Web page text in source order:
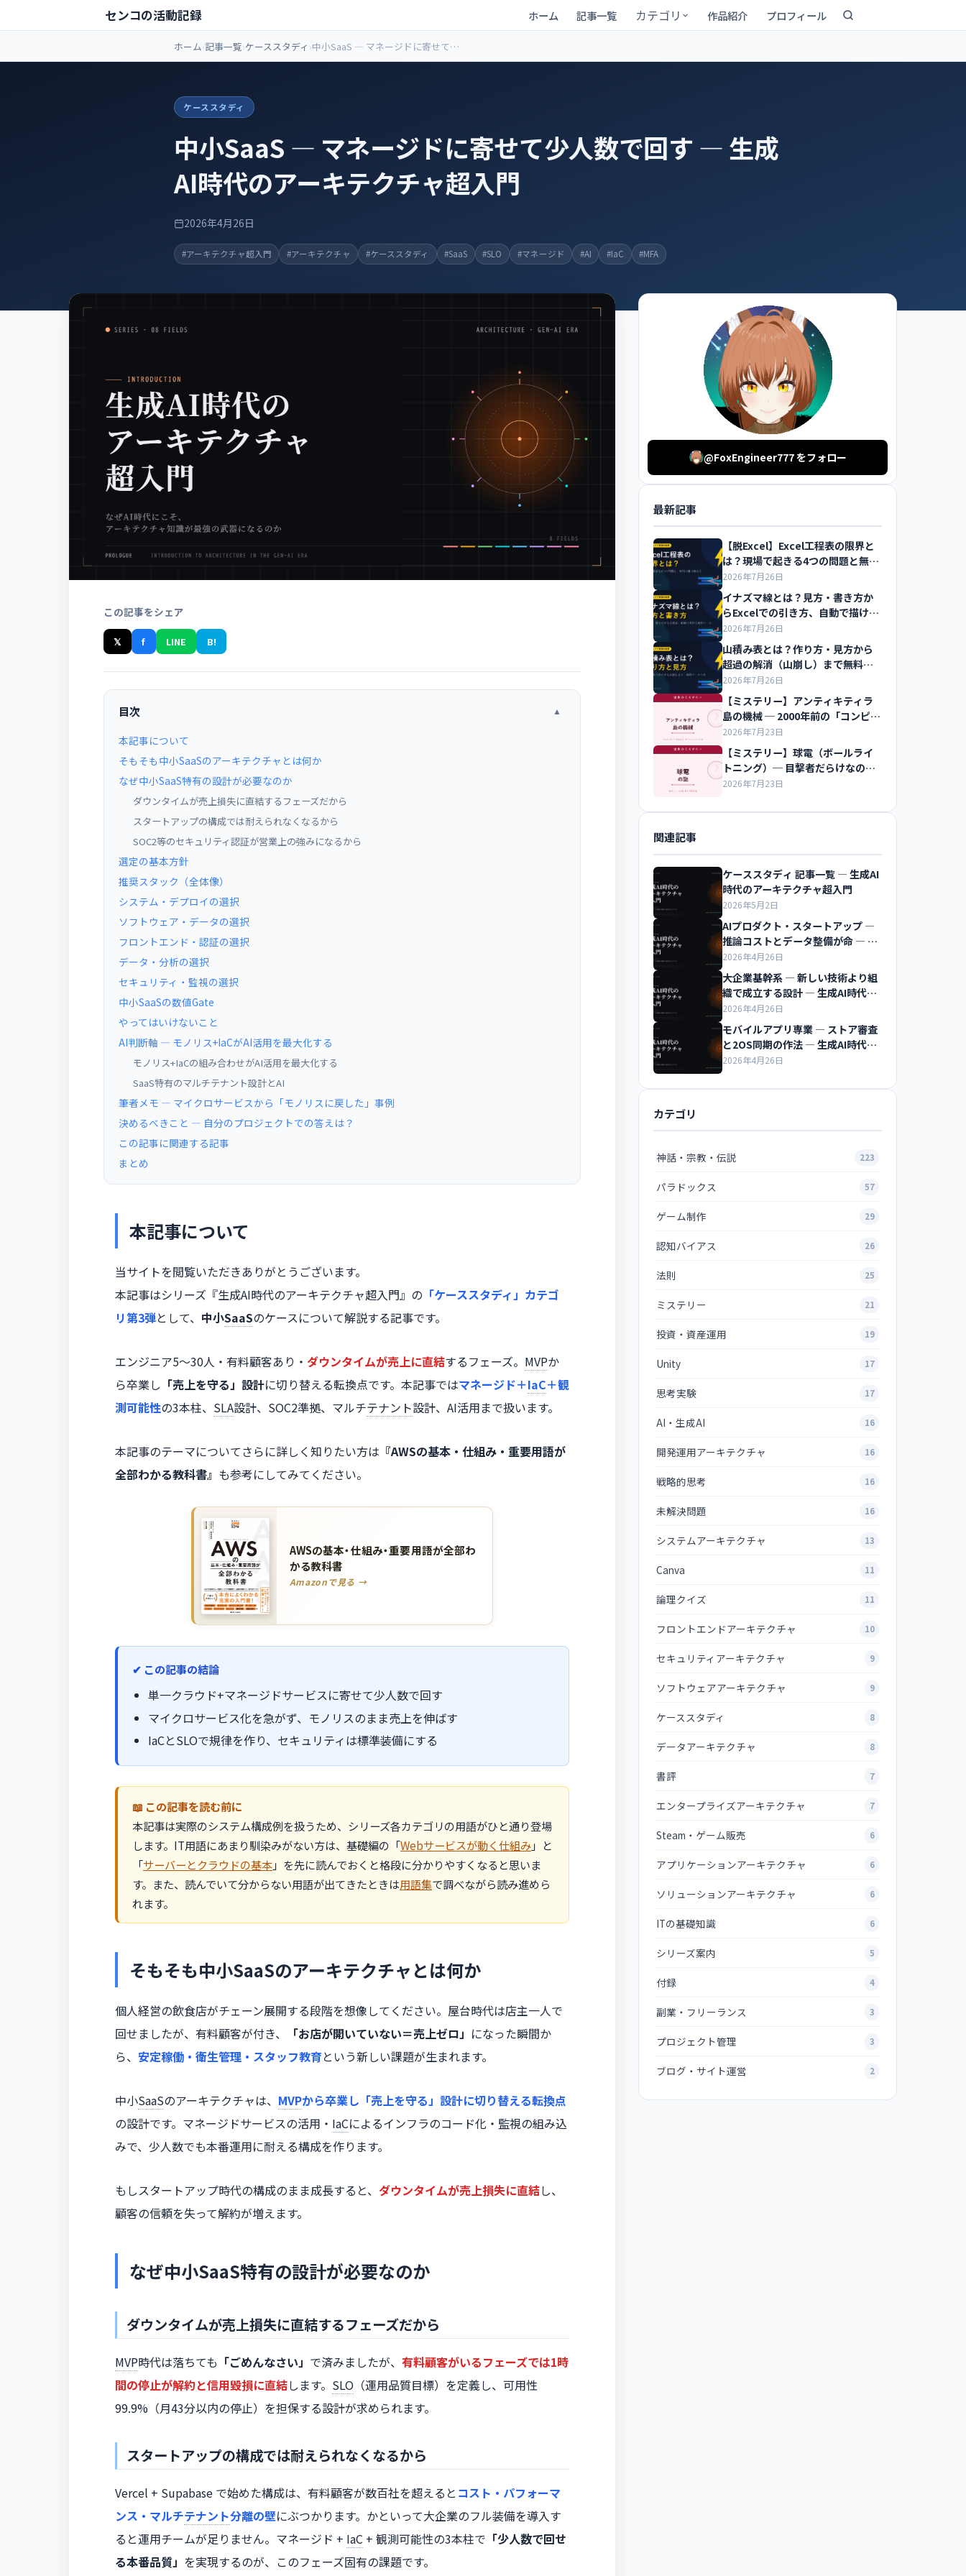
センコの活動記録 ホーム 記事一覧 カテゴリ 作品紹介 プロフィール
ホーム 記事一覧 ケーススタディ 中小SaaS ― マネージドに寄せて少
人数で回す ― 生成AI時代のアーキ
ケーススタディ
中小SaaS ― マネージドに寄せて少人数で回す ― 生成
AI時代のアーキテクチャ超入門
2026年4月26日
#アーキテクチャ超入門 #アーキテクチャ #ケーススタディ #SaaS #SLO #マネージド #AI #IaC #MFA
この記事をシェア
𝕏 f LINE B!
目次 ▲
本記事について
そもそも中小SaaSのアーキテクチャとは何か
なぜ中小SaaS特有の設計が必要なのか
ダウンタイムが売上損失に直結するフェーズだから
スタートアップの構成では耐えられなくなるから
SOC2等のセキュリティ認証が営業上の強みになるから
選定の基本方針
推奨スタック（全体像）
システム・デプロイの選択
ソフトウェア・データの選択
フロントエンド・認証の選択
データ・分析の選択
セキュリティ・監視の選択
中小SaaSの数値Gate
やってはいけないこと
AI判断軸 ― モノリス+IaCがAI活用を最大化する
モノリス+IaCの組み合わせがAI活用を最大化する
SaaS特有のマルチテナント設計とAI
筆者メモ — マイクロサービスから「モノリスに戻した」事例
決めるべきこと — 自分のプロジェクトでの答えは？
この記事に関連する記事
まとめ
本記事について
当サイトを閲覧いただきありがとうございます。
本記事はシリーズ『生成AI時代のアーキテクチャ超入門』の 「ケーススタディ」カテゴ
リ第3弾として、 中小SaaSのケースについて解説する記事です。
エンジニア5〜30人・有料顧客あり・ ダウンタイムが売上に直結するフェーズ。 MVPか
ら卒業し 「売上を守る」設計に切り替える転換点です。本記事ではマネージド＋IaC＋観
測可能性の3本柱、 SLA設計、SOC2準拠、マルチテナント設計、AI活用まで扱います。
本記事のテーマについてさらに詳しく知りたい方は 『AWSの基本・仕組み・重要用語が
全部わかる教科書』 も参考にしてみてください。
AWSの基本・仕組み・重要用語が全部わ
かる教科書
Amazonで見る →
この記事の結論
単一クラウド+マネージドサービスに寄せて少人数で回す
マイクロサービス化を急がず、モノリスのまま売上を伸ばす
IaCとSLOで規律を作り、セキュリティは標準装備にする
この記事を読む前に
本記事は実際のシステム構成例を扱うため、シリーズ各カテゴリの用語がひと通り登場
します。IT用語にあまり馴染みがない方は、基礎編の「Webサービスが動く仕組み」と
「サーバーとクラウドの基本」を先に読んでおくと格段に分かりやすくなると思いま
す。また、読んでいて分からない用語が出てきたときは用語集で調べながら読み進めら
れます。
そもそも中小SaaSのアーキテクチャとは何か
個人経営の飲食店がチェーン展開する段階を想像してください。屋台時代は店主一人で
回せましたが、有料顧客が付き、
「お店が開いていない＝売上ゼロ」 になった瞬間か
ら、 安定稼働・衛生管理・スタッフ教育という新しい課題が生まれます。
中小SaaSのアーキテクチャは、 MVPから卒業し「売上を守る」設計に切り替える転換点
の設計です。マネージドサービスの活用・ IaCによるインフラのコード化・監視の組み込
みで、少人数でも本番運用に耐える構成を作ります。
もしスタートアップ時代の構成のまま成長すると、 ダウンタイムが売上損失に直結し、
顧客の信頼を失って解約が増えます。
なぜ中小SaaS特有の設計が必要なのか
ダウンタイムが売上損失に直結するフェーズだから
MVP時代は落ちても 「ごめんなさい」 で済みましたが、 有料顧客がいるフェーズでは1時
間の停止が解約と信用毀損に直結します。 SLO （運用品質目標）を定義し、可用性
99.9%（月43分以内の停止）を担保する設計が求められます。
スタートアップの構成では耐えられなくなるから
Vercel + Supabase で始めた構成は、有料顧客が数百社を超えると コスト・パフォーマ
ンス・マルチテナント分離の壁にぶつかります。かといって大企業のフル装備を導入す
ると運用チームが足りません。マネージド + IaC + 観測可能性の3本柱で 「少人数で回せ
る本番品質」 を実現するのが、このフェーズ固有の課題です。
@FoxEngineer777 をフォロー
最新記事
【脱Excel】Excel工程表の限界と
は？現場で起きる4つの問題と無料
の乗り換え先を解説
2026年7月26日
イナズマ線とは？見方・書き方か
らExcelでの引き方、自動で描ける
無料ツールまで解説
2026年7月26日
山積み表とは？作り方・見方から
超過の解消（山崩し）まで無料ツ
ールつきで解説
2026年7月26日
【ミステリー】アンティキティラ
島の機械 ─ 2000年前の「コンピュ
ータ」
2026年7月23日
【ミステリー】球電（ボールライ
トニング）─ 目撃者だらけなのに
再現できない光
2026年7月23日
関連記事
ケーススタディ 記事一覧 ― 生成AI
時代のアーキテクチャ超入門
2026年5月2日
AIプロダクト・スタートアップ ―
推論コストとデータ整備が命 ― 生
成AI時代のアーキテクチャ超入門
2026年4月26日
大企業基幹系 ― 新しい技術より組
織で成立する設計 ― 生成AI時代の
アーキテクチャ超入門
2026年4月26日
モバイルアプリ専業 ― ストア審査
と2OS同期の作法 ― 生成AI時代の
アーキテクチャ超入門
2026年4月26日
カテゴリ
神話・宗教・伝説 223
パラドックス 57
ゲーム制作 29
認知バイアス 26
法則 25
ミステリー 21
投資・資産運用 19
Unity 17
思考実験 17
AI・生成AI 16
開発運用アーキテクチャ 16
戦略的思考 16
未解決問題 16
システムアーキテクチャ 13
Canva 11
論理クイズ 11
フロントエンドアーキテクチャ 10
セキュリティアーキテクチャ 9
ソフトウェアアーキテクチャ 9
ケーススタディ 8
データアーキテクチャ 8
書評 7
エンタープライズアーキテクチャ 7
Steam・ゲーム販売 6
アプリケーションアーキテクチャ 6
ソリューションアーキテクチャ 6
ITの基礎知識 6
シリーズ案内 5
付録 4
副業・フリーランス 3
プロジェクト管理 3
ブログ・サイト運営 2